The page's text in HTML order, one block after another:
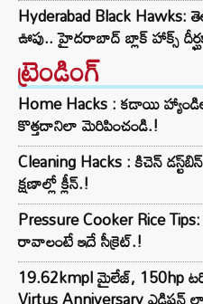
Hyderabad Black Hawks:
ఊపు.. హైదరాబాద్ బ్లాక్ హాక్స్
ట్రెండింగ్‌
Home Hacks : కడాయి
కొత్తదానిలా మెరిపించండి.!
Cleaning Hacks : కిచెన్
క్షణాల్లో క్లీన్.!
Pressure Cooker Rice
రావాలంటే ఇదే సీక్రెట్.!
19.62kmpl మైలేజ్, 150hp